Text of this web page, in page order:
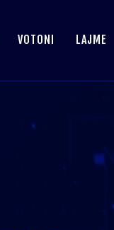
VOTONI LAJME